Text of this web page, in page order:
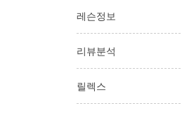
레슨정보
리뷰분석
릴렉스